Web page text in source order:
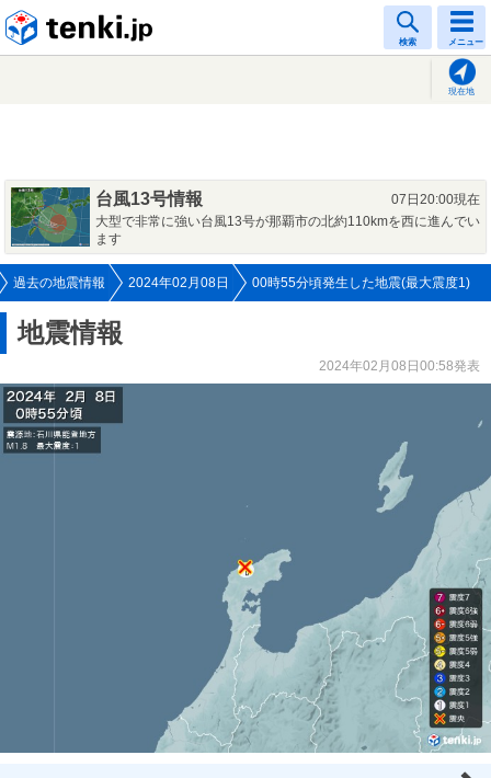
検索 メニュー
現在地
台風13号情報
07日20:00現在
大型で非常に強い台風13号が那覇市の北約110kmを西に進んでい
ます
過去の地震情報 2024年02月08日 00時55分頃発生した地震(最大震度1)
地震情報
2024年02月08日00:58発表